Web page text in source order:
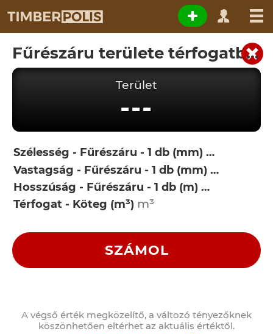
Fűrészáru területe térfogatból
Terület
---
Szélesség - Fűrészáru - 1 db (mm)
Vastagság - Fűrészáru - 1 db (mm)
Hosszúság - Fűrészáru - 1 db (m)
Térfogat - Köteg (m³)
SZÁMOL
A végső érték megközelítő, a változó tényezőknek
köszönhetően eltérhet az aktuális értéktől.